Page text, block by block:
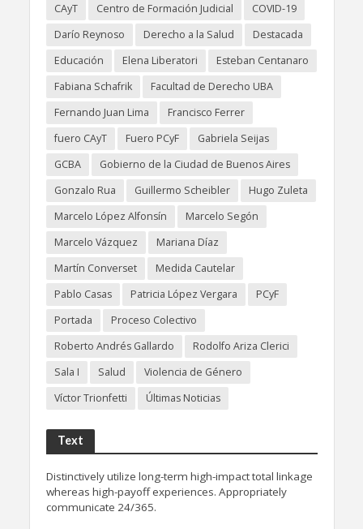
CAyT
Centro de Formación Judicial
COVID-19
Darío Reynoso
Derecho a la Salud
Destacada
Educación
Elena Liberatori
Esteban Centanaro
Fabiana Schafrik
Facultad de Derecho UBA
Fernando Juan Lima
Francisco Ferrer
fuero CAyT
Fuero PCyF
Gabriela Seijas
GCBA
Gobierno de la Ciudad de Buenos Aires
Gonzalo Rua
Guillermo Scheibler
Hugo Zuleta
Marcelo López Alfonsín
Marcelo Segón
Marcelo Vázquez
Mariana Díaz
Martín Converset
Medida Cautelar
Pablo Casas
Patricia López Vergara
PCyF
Portada
Proceso Colectivo
Roberto Andrés Gallardo
Rodolfo Ariza Clerici
Sala I
Salud
Violencia de Género
Víctor Trionfetti
Últimas Noticias
Text
Distinctively utilize long-term high-impact total linkage
whereas high-payoff experiences. Appropriately
communicate 24/365.